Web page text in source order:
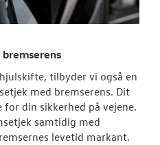
tilbyder vi også en
med bremserens. Dit
din sikkerhed på vejene.
samtidig med
levetid markant.